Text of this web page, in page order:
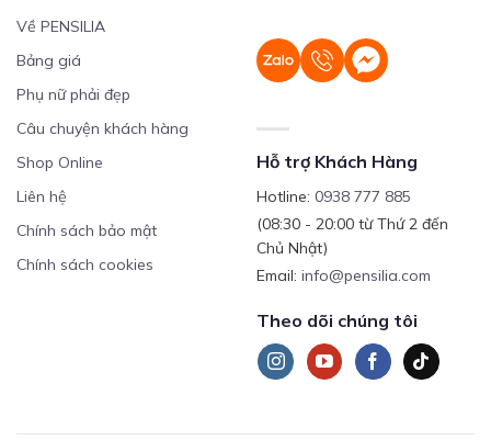
Về PENSILIA
Bảng giá
Phụ nữ phải đẹp
Câu chuyện khách hàng
Shop Online
Liên hệ
Chính sách bảo mật
Chính sách cookies
Hỗ trợ Khách Hàng
Hotline: 0938 777 885
(08:30 - 20:00 từ Thứ 2 đến
Chủ Nhật)
Email: info@pensilia.com
Theo dõi chúng tôi